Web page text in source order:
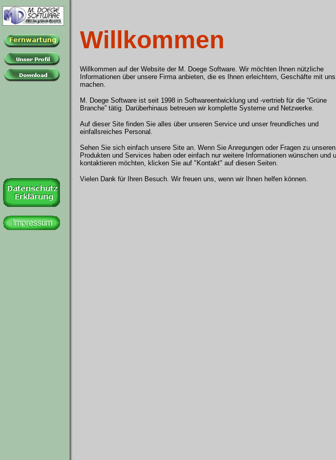
Willkommen
Willkommen auf der Website der M. Doege Software. Wir möchten Ihnen nützliche
Informationen über unsere Firma anbieten, die es Ihnen erleichtern, Geschäfte mit
machen.
M. Doege Software ist seit 1998 in Softwareentwicklung und -vertrieb für die “Grüne
Branche” tätig. Darüberhinaus betreuen wir komplette Systeme und Netzwerke.
Auf dieser Site finden Sie alles über unseren Service und unser freundliches und
einfallsreiches Personal.
Sehen Sie sich einfach unsere Site an. Wenn Sie Anregungen oder Fragen zu unseren
Produkten und Services haben oder einfach nur weitere Informationen wünschen und
kontaktieren möchten, klicken Sie auf "Kontakt" auf diesen Seiten.
Vielen Dank für Ihren Besuch. Wir freuen uns, wenn wir Ihnen helfen können.